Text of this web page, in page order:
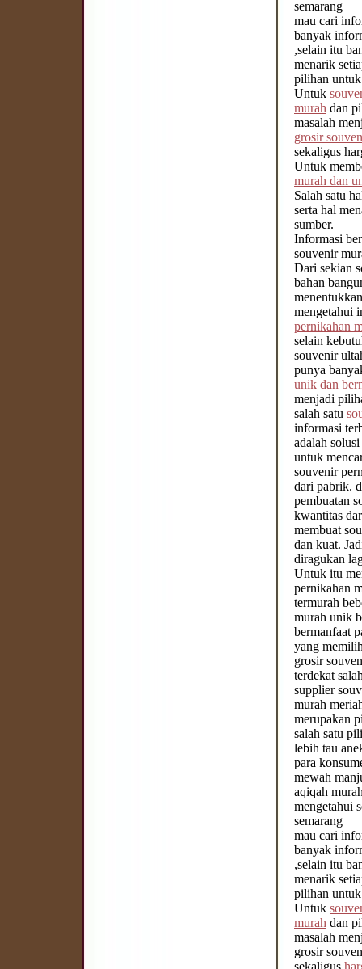
semarang
mau cari
banyak
,selain itu
menarik
pilihan
Untuk
murah dan
masalah
grosir
sekaligus
Untuk
murah dan
Salah satu
serta hal
sumber.
Informasi
souvenir
Dari sekian
bahan
mengetahui
pernikahan
selain
souvenir
punya
unik dan
menjadi
salah satu
informasi
adalah
untuk
souvenir
dari pabrik.
pembuatan
kwantitas
membuat
dan kuat.
diragukan
Untuk itu
pernikahan
termurah
murah unik
bermanfaat
yang
grosir
terdekat
supplier
murah
merupakan
salah satu
lebih tau
para
mewah
aqiqah
mengetahui
semarang
mau cari
banyak
,selain itu
menarik
pilihan
Untuk
murah dan
masalah
grosir
sekaligus